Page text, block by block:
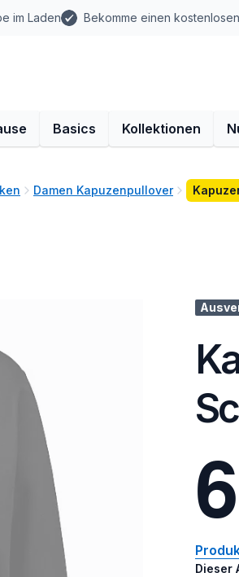
im Laden Bekomme einen
Basics Kollektionen
Damen Kapuzenpullover
6
Dieser